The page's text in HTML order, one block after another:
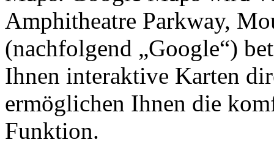
Amphitheatre Parkway,
(nachfolgend „Google“)
Ihnen interaktive Karten
ermöglichen Ihnen die
Funktion.